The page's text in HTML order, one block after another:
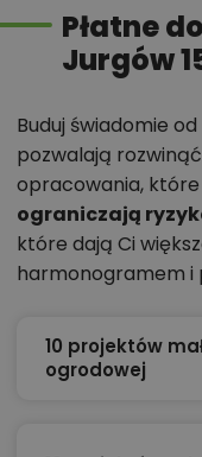
Płatne
Jurgów
Buduj świadomie
pozwalają
opracowania, które
ograniczają
które dają Ci
harmonogramem i
10 projektów
ogrodowej